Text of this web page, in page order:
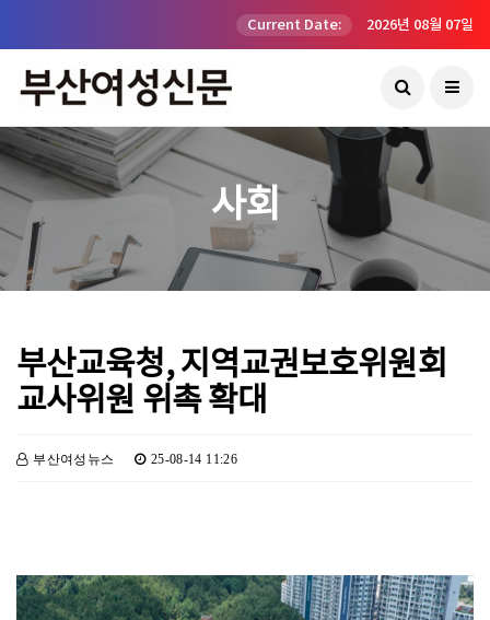
Current Date: 2026년 08월 07일
사회
부산교육청, 지역교권보호위원회
교사위원 위촉 확대
부산여성뉴스 25-08-14 11:26